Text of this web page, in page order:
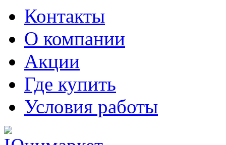
Контакты
О компании
Акции
Где купить
Условия работы